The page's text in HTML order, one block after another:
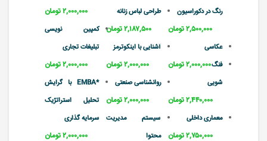
رنگ در دکوراسیون
۲,۵۰۰,۰۰۰ تومان
عکاسی
۲,۰۰۰,۰۰۰ تومانفنگ
شویی
۲,۴۴۰,۰۰۰ تومان
معماری داخلی
۲,۷۵۰,۰۰۰ تومان
طراحی لباس زنانه
۲,۱۸۷,۵۰۰ تومان
آشنایی با اینکوترمز
۲,۰۰۰,۰۰۰ تومان
روانشناسی صنعتی
۲,۰۰۰,۰۰۰ تومان
سیستم مدیریت
محتوا
۲,۰۰۰,۰۰۰ تومان
کمپین نویسی
تبلیغات تجاری
۲,۰۰۰,۰۰۰ تومان
*EMBA با گرایش
تحلیل استراتژیک
سرمایه گذاری
۲,۰۰۰,۰۰۰ تومان